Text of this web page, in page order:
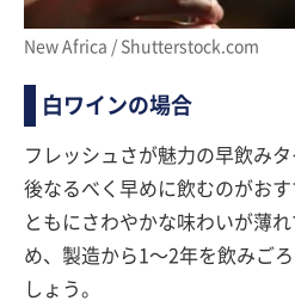
New Africa / Shutterstock.com
白ワインの場合
フレッシュさが魅力の早飲み
後なるべく早めに飲むのがお
ともにさわやかな味わいが薄
め、製造から1〜2年を飲みご
しょう。